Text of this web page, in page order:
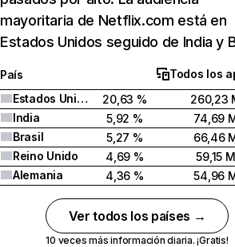
mayoritaria de Netflix.com está en
Estados Unidos seguido de India y
País
Todos los
Estados Unidos
20,63 %
260,23
India
5,92 %
74,69
Brasil
5,27 %
66,46
Reino Unido
4,69 %
59,15 M
Alemania
4,36 % 54,96
Ver todos los países →
10 veces más información diaria. ¡Gratis!